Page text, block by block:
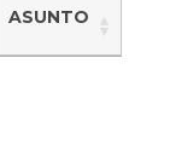
ASUNTO